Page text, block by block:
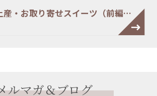
産・お取り寄せスイーツ（前編…
ルマガ＆ブログ